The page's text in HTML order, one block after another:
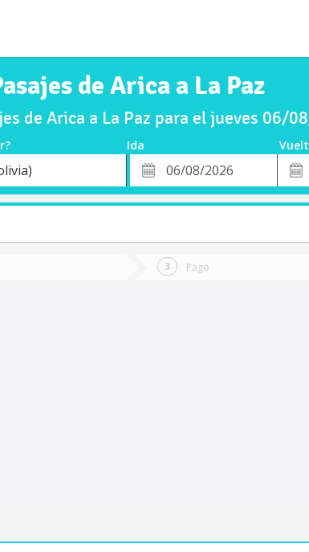
de Arica a La Paz
de Arica a La Paz para el jueves 06/
Ida
Fecha
de
Fecha
de
Pago